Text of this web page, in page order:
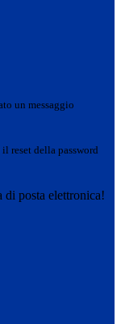
un messaggio
reset della password
di posta elettronica!